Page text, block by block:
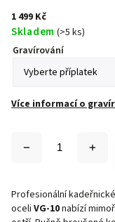
1 499 Kč
Skladem (>5 ks)
Gravírování
Více informací o
Profesionální
oceli VG-10nabízí